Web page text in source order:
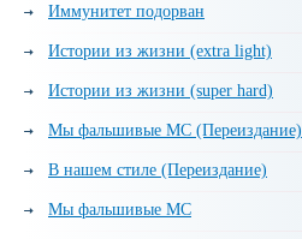
Иммунитет подорван
Истории из жизни (extra light)
Истории из жизни (super hard)
Мы фальшивые МС (Переиздание)
В нашем стиле (Переиздание)
Мы фальшивые МС